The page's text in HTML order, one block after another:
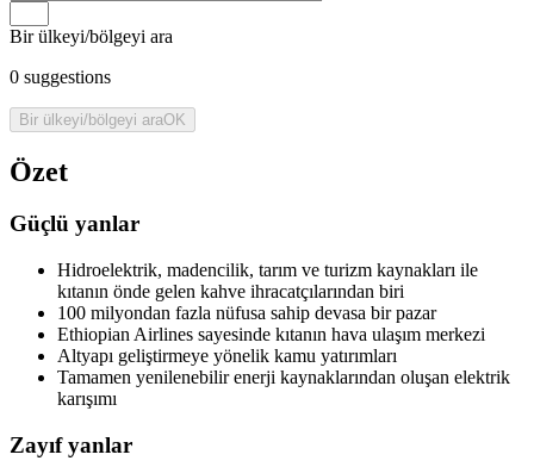
Bir ülkeyi/bölgeyi ara
0 suggestions
Bir ülkeyi/bölgeyi araOK
Özet
Güçlü yanlar
Hidroelektrik, madencilik, tarım ve turizm kaynakları ile
kıtanın önde gelen kahve ihracatçılarından biri
100 milyondan fazla nüfusa sahip devasa bir pazar
Ethiopian Airlines sayesinde kıtanın hava ulaşım merkezi
Altyapı geliştirmeye yönelik kamu yatırımları
Tamamen yenilenebilir enerji kaynaklarından oluşan elektrik
karışımı
Zayıf yanlar